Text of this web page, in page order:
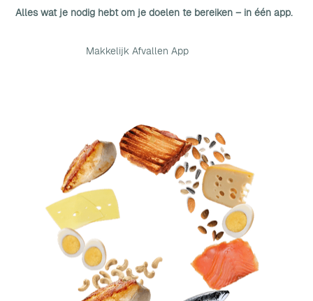
Alles wat je nodig hebt om je doelen te bereiken – in één app.
Makkelijk Afvallen App